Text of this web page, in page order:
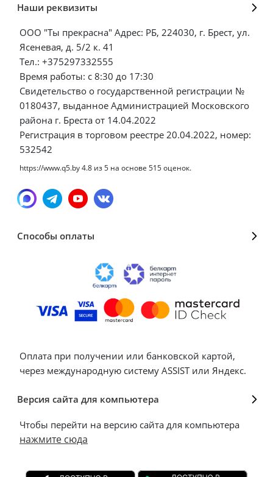
Наши реквизиты
ООО "Ты прекрасна" Адрес: РБ, 224030, г. Брест, ул.
Ясеневая, д. 5/2 к. 41
Тел.: +375297332555
Время работы: с 8:30 до 17:30
Свидетельство о государственной регистрации №
0180437, выданное Администрацией Московского
района г. Бреста от 14.04.2022
Регистрация в торговом реестре 20.04.2022, номер:
532542
https://www.q5.by4.8 из5 на основе 515оценок.
Способы оплаты
Оплата при получении или банковской картой,
через международную систему ASSIST или Яндекс.
Версия сайта для компьютера
Чтобы перейти на версию сайта для компьютера
нажмите сюда